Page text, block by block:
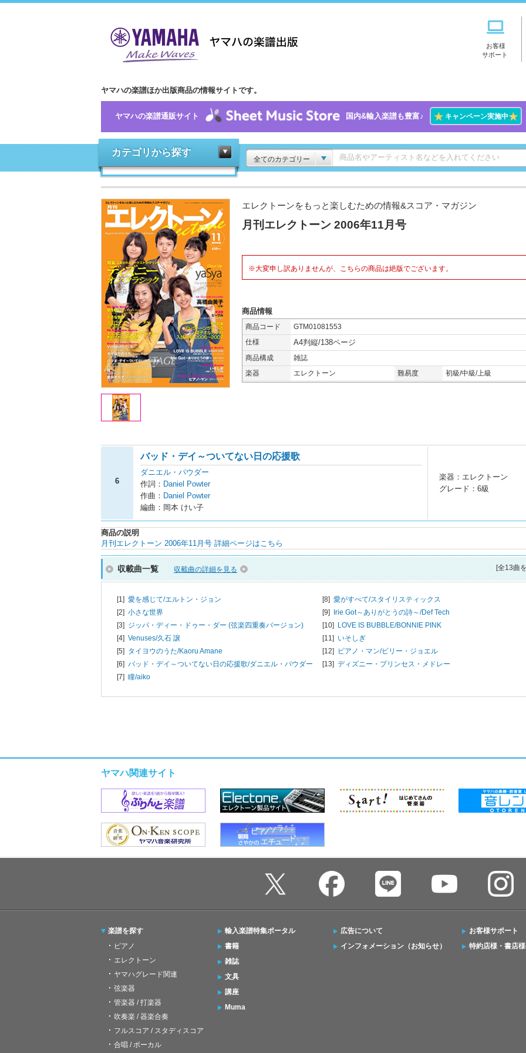
お客様
サポート
ヤマハの楽譜ほか出版商品の情報サイトです。
ヤマハの楽譜通販サイト 国内&輸入楽譜も豊富♪ ★キャンペーン実施中★
カテゴリから探す
全てのカテゴリー
エレクトーンをもっと楽しむための情報&スコア・マガジン
月刊エレクトーン 2006年11月号
※大変申し訳ありませんが、こちらの商品は絶版でございます。
商品情報
商品コード
GTM01081553
仕様
A4判縦/138ページ
商品構成
雑誌
楽器
エレクトーン 難易度 初級/中級/上級
6
バッド・デイ～ついてない日の応援歌
ダニエル・パウダー
作詞： Daniel Powter
作曲： Daniel Powter
編曲：岡本 けい子
楽器：エレクトーン
グレード：6級
商品の説明
月刊エレクトーン 2006年11月号 詳細ページはこちら
収載曲一覧 収載曲の詳細を見る [全13曲
[1] 愛を感じて/エルトン・ジョン
[2] 小さな世界
[3] ジッパ・ディー・ドゥー・ダー (弦楽四重奏バージョン)
[4] Venuses/久石 譲
[5] タイヨウのうた/Kaoru Amane
[6] バッド・デイ～ついてない日の応援歌/ダニエル・パウダー
[7] 瞳/aiko
[8] 愛がすべて/スタイリスティックス
[9] Irie Got～ありがとうの詩～/Def Tech
[10] LOVE IS BUBBLE/BONNIE PINK
[11] いそしぎ
[12] ピアノ・マン/ビリー・ジョエル
[13] ディズニー・プリンセス・メドレー
ヤマハ関連サイト
楽譜を探す
ピアノ
エレクトーン
ヤマハグレード関連
弦楽器
管楽器 / 打楽器
吹奏楽 / 器楽合奏
フルスコア / スタディスコア
合唱 / ボーカル
輸入楽譜特集ポータル
書籍
雑誌
文具
講座
Muma
広告について
インフォメーション（お知らせ）
お客様サポート
特約店様・書店